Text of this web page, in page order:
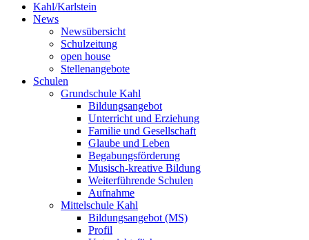
Kahl/Karlstein
News
Newsübersicht
Schulzeitung
open house
Stellenangebote
Schulen
Grundschule Kahl
Bildungsangebot
Unterricht und Erziehung
Familie und Gesellschaft
Glaube und Leben
Begabungsförderung
Musisch-kreative Bildung
Weiterführende Schulen
Aufnahme
Mittelschule Kahl
Bildungsangebot (MS)
Profil